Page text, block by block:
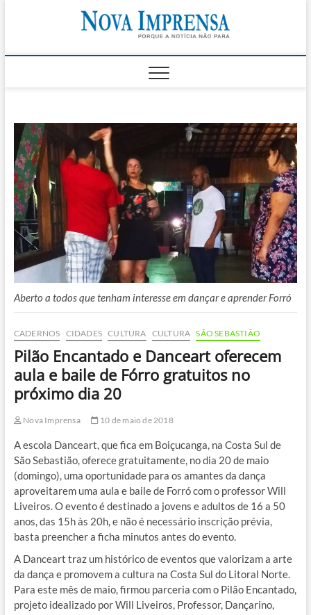
SÃO SEBASTIÃO,
Aberto a todos que tenham interesse em dançar e aprender Forró
CADERNOS CIDADES CULTURA CULTURA SÃO SEBASTIÃO
Pilão Encantado e Danceart oferecem
aula e baile de Fórro gratuitos no
próximo dia 20
Nova Imprensa 10 de maio de 2018
A escola Danceart, que fica em Boiçucanga, na Costa Sul de
São Sebastião, oferece gratuitamente, no dia 20 de maio
(domingo), uma oportunidade para os amantes da dança
aproveitarem uma aula e baile de Forró com o professor Will
Liveiros. O evento é destinado a jovens e adultos de 16 a 50
anos, das 15h às 20h, e não é necessário inscrição prévia,
basta preencher a ficha minutos antes do evento.
A Danceart traz um histórico de eventos que valorizam a arte
da dança e promovem a cultura na Costa Sul do Litoral Norte.
Para este mês de maio, firmou parceria com o Pilão Encantado,
projeto idealizado por Will Liveiros, Professor, Dançarino,